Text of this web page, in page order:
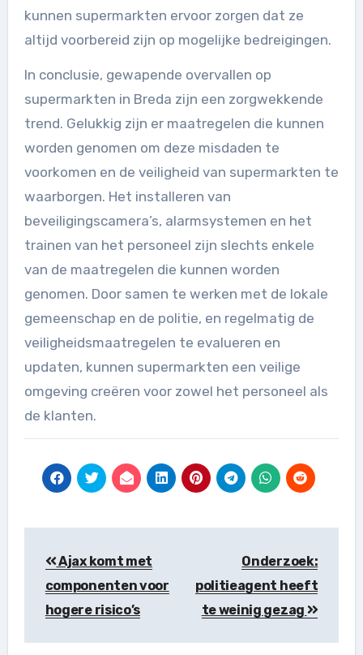
kunnen supermarkten ervoor zorgen dat ze
altijd voorbereid zijn op mogelijke bedreigingen.
In conclusie, gewapende overvallen op
supermarkten in Breda zijn een zorgwekkende
trend. Gelukkig zijn er maatregelen die kunnen
worden genomen om deze misdaden te
voorkomen en de veiligheid van supermarkten te
waarborgen. Het installeren van
beveiligingscamera’s, alarmsystemen en het
trainen van het personeel zijn slechts enkele
van de maatregelen die kunnen worden
genomen. Door samen te werken met de lokale
gemeenschap en de politie, en regelmatig de
veiligheidsmaatregelen te evalueren en
updaten, kunnen supermarkten een veilige
omgeving creëren voor zowel het personeel als
de klanten.
Ajax komt met
componenten voor
hogere risico’s
Onderzoek:
politieagent heeft
te weinig gezag